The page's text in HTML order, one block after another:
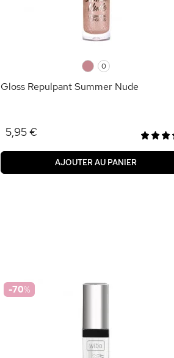
0
Gloss Repulpant Summer Nude
5,95 €
AJOUTER AU PANIER
-70%